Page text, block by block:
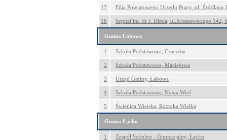
17
Filia Powiatowego Urzędu Pracy, ul. Źródlana
18 Szpital im. dr J. Dietla, ul.Kraszewskiego 142,
Gmina Łabowa
1 Szkoła Podstawowa, Czaczów
2 Szkoła Podstawowa, Maciejowa
3 Urząd Gminy, Łabowa
4 Szkoła Podstawowa, Nowa Wieś
5 Świetlica Wiejska, Roztoka Wielka
Gmina Łącko
1 Zespół Szkolno - Gimnazjalny, Łącko